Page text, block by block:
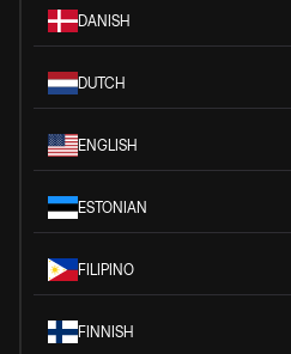
DANISH
DUTCH
ENGLISH
ESTONIAN
FILIPINO
FINNISH